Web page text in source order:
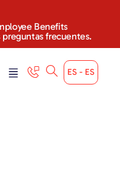
Benefits
preguntas frecuentes.
ES - ES